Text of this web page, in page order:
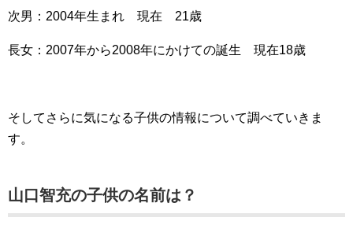
次男：2004年生まれ 現在 21歳
長女：2007年から2008年にかけての誕生 現在18歳
そしてさらに気になる子供の情報について調べていきま
す。
山口智充の子供の名前は？